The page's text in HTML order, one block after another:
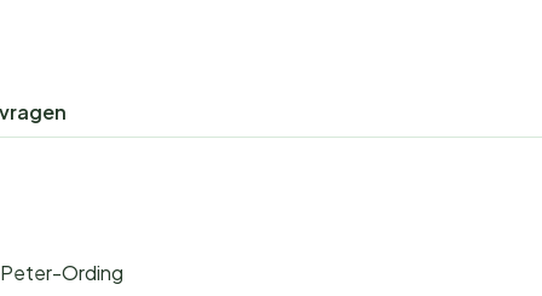
Ording